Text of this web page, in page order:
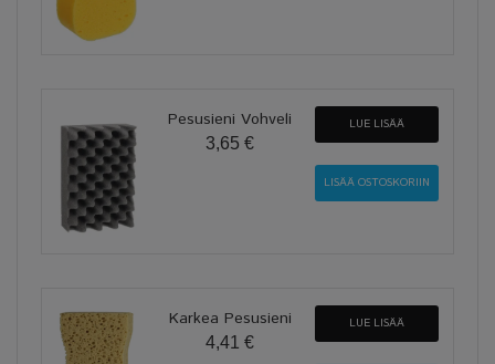
Pesusieni Vohveli
3,65 €
LUE LISÄÄ
Karkea Pesusieni
4,41 €
LUE LISÄÄ